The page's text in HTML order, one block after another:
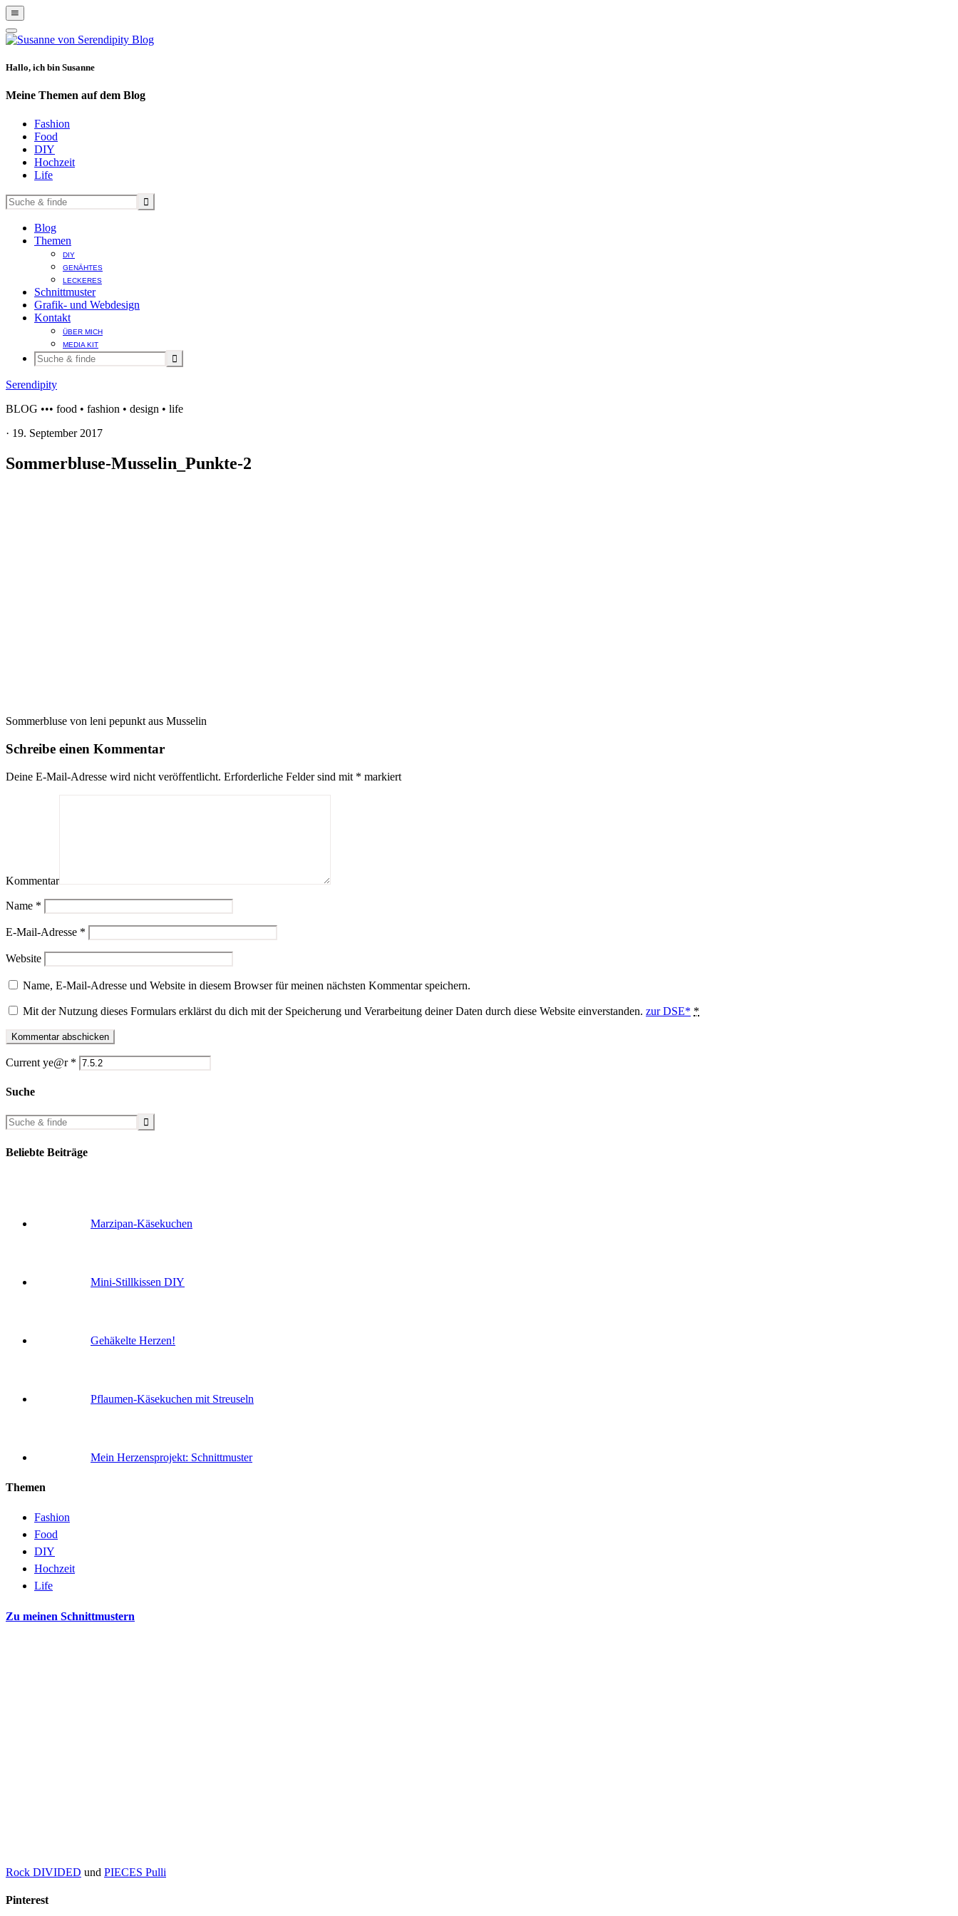
Show
Offscreen
Content
Hide
Offscreen
Hallo, ich bin Susanne
Meine Themen auf dem Blog
Fashion
Food
DIY
Hochzeit
Life
Blog
Themen
DIY
GENÄHTES
LECKERES
Schnittmuster
Grafik- und Webdesign
Kontakt
ÜBER MICH
MEDIA KIT
Serendipity
BLOG ••• food • fashion • design • life
· 19. September 2017
Sommerbluse-Musselin_Punkte-2
Sommerbluse von leni pepunkt aus Musselin
Schreibe einen Kommentar
Deine E-Mail-Adresse wird nicht veröffentlicht. Erforderliche Felder sind mit * markiert
Kommentar
Name *
E-Mail-Adresse *
Website
Name, E-Mail-Adresse und Website in diesem Browser für meinen nächsten Kommentar speichern.
Mit der Nutzung dieses Formulars erklärst du dich mit der Speicherung und Verarbeitung deiner Daten durch diese Website einverstanden. zur DSE* *
Current ye@r *
Suche
Beliebte Beiträge
Marzipan-Käsekuchen
Mini-Stillkissen DIY
Gehäkelte Herzen!
Pflaumen-Käsekuchen mit Streuseln
Mein Herzensprojekt: Schnittmuster
Themen
Fashion
Food
DIY
Hochzeit
Life
Zu meinen Schnittmustern
Rock DIVIDED und PIECES Pulli
Pinterest